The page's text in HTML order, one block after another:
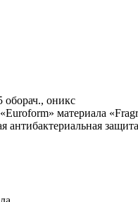
оникс
материала